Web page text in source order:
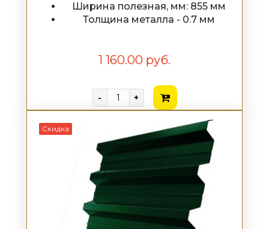
Ширина полезная, мм: 855 мм
Толщина металла - 0.7 мм
1 160.00 руб.
- +
Скидка